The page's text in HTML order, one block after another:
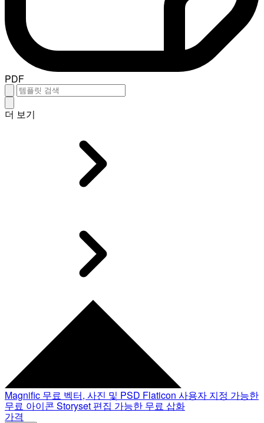
PDF
더 보기
Magnific 무료 벡터, 사진 및 PSD Flaticon 사용자 지정 가능한
무료 아이콘 Storyset 편집 가능한 무료 삽화
가격